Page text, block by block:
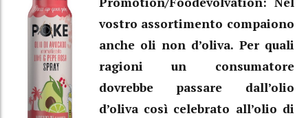
vostro assortimento compaiono
anche oli non d’oliva. Per quali
ragioni un consumatore
dovrebbe passare dall’olio
d’oliva così celebrato all’olio di